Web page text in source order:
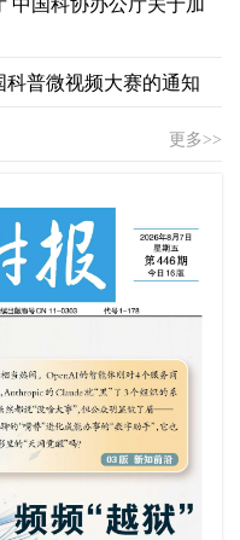
普微视频大赛的通知
更多>>